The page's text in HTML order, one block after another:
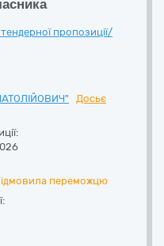
пропозиції/
Досьє
переможцю